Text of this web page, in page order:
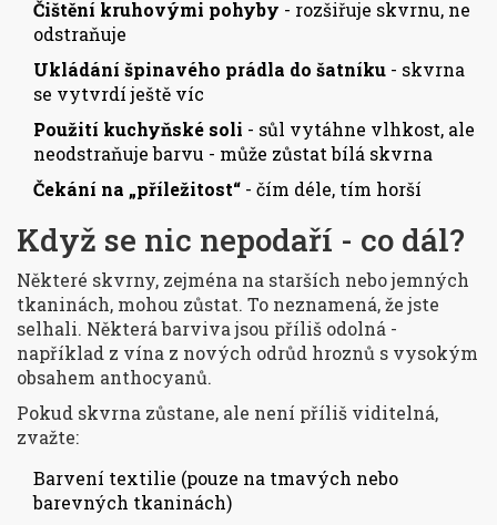
Čištění kruhovými pohyby - rozšiřuje skvrnu, ne
odstraňuje
Ukládání špinavého prádla do šatníku - skvrna
se vytvrdí ještě víc
Použití kuchyňské soli - sůl vytáhne vlhkost, ale
neodstraňuje barvu - může zůstat bílá skvrna
Čekání na „příležitost“ - čím déle, tím horší
Když se nic nepodaří - co dál?
Některé skvrny, zejména na starších nebo jemných
tkaninách, mohou zůstat. To neznamená, že jste
selhali. Některá barviva jsou příliš odolná -
například z vína z nových odrůd hroznů s vysokým
obsahem anthocyanů.
Pokud skvrna zůstane, ale není příliš viditelná,
zvažte:
Barvení textilie (pouze na tmavých nebo
barevných tkaninách)